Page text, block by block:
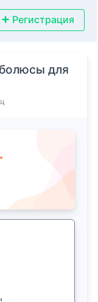
Регистрация
для